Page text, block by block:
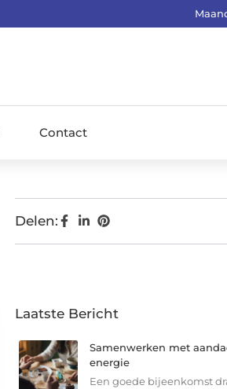
Contact
Delen:
Laatste Bericht
Samenwerken met
energie
Een goede bijeenkomst